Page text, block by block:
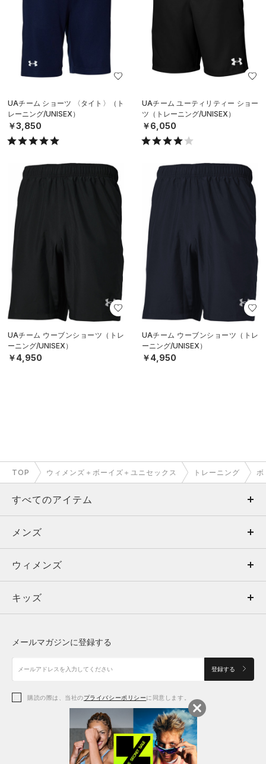
UAチーム ショーツ 〈タイト〉（ト
レーニング/UNISEX）
￥3,850
UAチーム ユーティリティー ショー
ツ（トレーニング/UNISEX）
￥6,050
UAチーム ウーブンショーツ（トレ
ーニング/UNISEX）
￥4,950
UAチーム ウーブンショーツ（トレ
ーニング/UNISEX）
￥4,950
TOP ウィメンズ＋ボーイズ＋ユニセックス トレーニング
すべてのアイテム
メンズ
ウィメンズ
キッズ
アクセサリー
メンズ
トップス
ボトムス
アクセサリー
ウィメンズ
トップス
シューズ
アクセサリー
キッズ
シューズ
メールマガジンに登録する
登録する
購読の際は、当社のプライバシーポリシーに同意します。